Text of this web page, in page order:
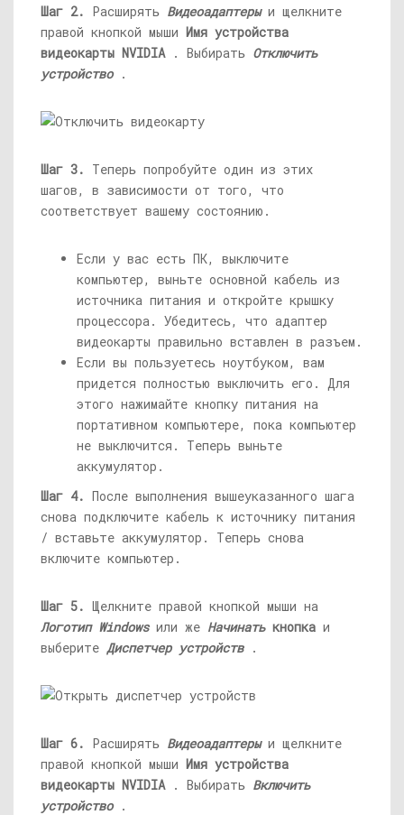
Шаг 2. Расширять Видеоадаптеры и щелкните
правой кнопкой мыши Имя устройства
видеокарты NVIDIA. Выбирать Отключить
устройство .
Шаг 3. Теперь попробуйте один из этих
шагов, в зависимости от того, что
соответствует вашему состоянию.
Если у вас есть ПК, выключите
компьютер, выньте основной кабель из
источника питания и откройте крышку
процессора. Убедитесь, что адаптер
видеокарты правильно вставлен в разъем.
Если вы пользуетесь ноутбуком, вам
придется полностью выключить его. Для
этого нажимайте кнопку питания на
портативном компьютере, пока компьютер
не выключится. Теперь выньте
аккумулятор.
Шаг 4. После выполнения вышеуказанного шага
снова подключите кабель к источнику питания
/ вставьте аккумулятор. Теперь снова
включите компьютер.
Шаг 5. Щелкните правой кнопкой мыши на
Логотип Windows или же Начинатькнопка и
выберите Диспетчер устройств .
Шаг 6. Расширять Видеоадаптеры и щелкните
правой кнопкой мыши Имя устройства
видеокарты NVIDIA. Выбирать Включить
устройство .